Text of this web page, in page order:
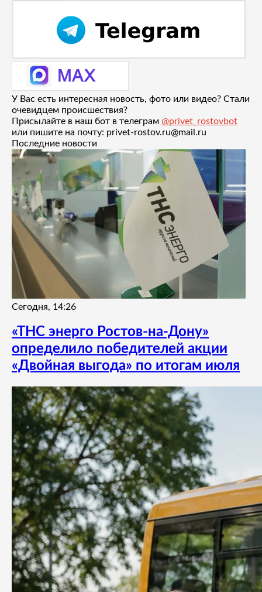
У Вас есть интересная новость, фото или видео? Стали
очевидцем происшествия?
Присылайте в наш бот в телеграм @privet_rostovbot
или пишите на почту: privet-rostov.ru@mail.ru
Последние новости
Сегодня, 14:26
«ТНС энерго Ростов-на-Дону»
определило победителей акции
«Двойная выгода» по итогам июля